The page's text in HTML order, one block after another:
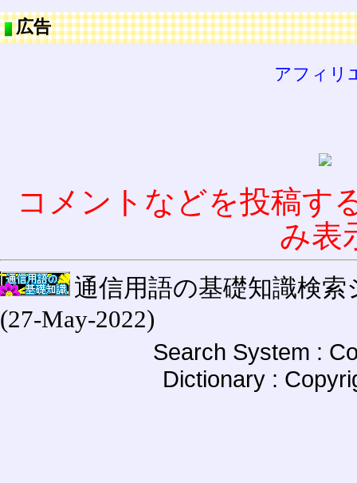
広告
アフィリ
コメントなどを投稿す
み表
通信用語の基礎知識検索
(27-May-2022)
Search System :
Dictionary :